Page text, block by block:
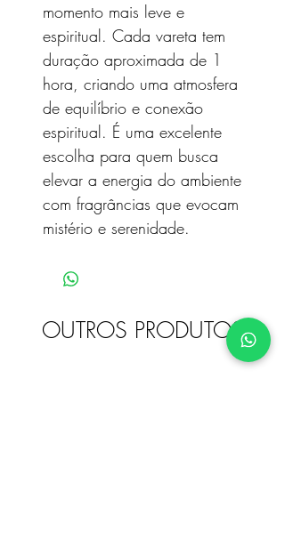
momento mais leve e
espiritual. Cada vareta tem
duração aproximada de 1
hora, criando uma atmosfera
de equilíbrio e conexão
espiritual. É uma excelente
escolha para quem busca
elevar a energia do ambiente
com fragrâncias que evocam
mistério e serenidade.
OUTROS PRODUTOS